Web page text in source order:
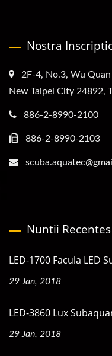
Nostra
2F-4, No.3, Wu
New Taipei City 24892,
886-2-8990-2100
886-2-8990-2103
Nuntii Recentes
LED-1700 Facula LED
29 Jan, 2018
LED-3860 Lux
29 Jan, 2018